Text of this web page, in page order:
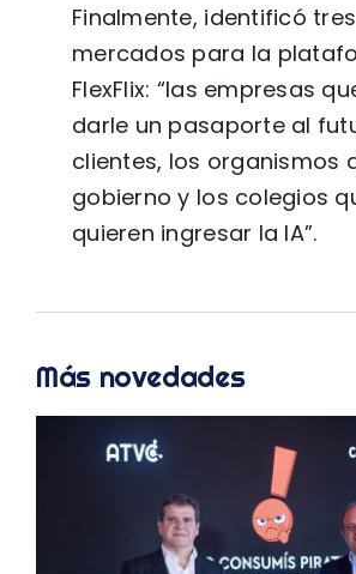
Finalmente, identificó tres
mercados para la
FlexFlix: “las empresas
darle un pasaporte al
clientes, los organismos
gobierno y los colegios
quieren ingresar la IA”.
Más novedades